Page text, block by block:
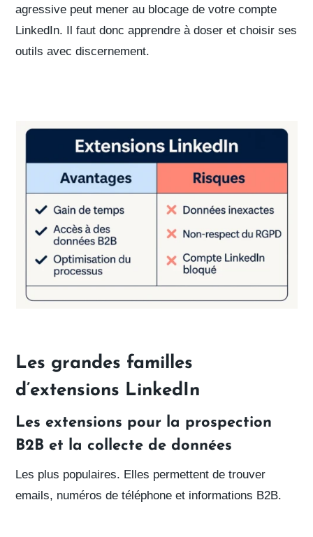
agressive peut mener au blocage de votre compte
LinkedIn. Il faut donc apprendre àdoser et choisir ses
outils avec discernement.
Les grandes familles
d’extensions LinkedIn
Les extensions pour la prospection
B2B et la collecte de données
Les plus populaires. Elles permettent detrouver
emails, numéros de téléphone et informations B2B.